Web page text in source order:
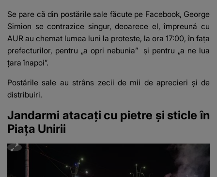
Se pare că din postările sale făcute pe Facebook, George
Simion se contrazice singur, deoarece el, împreună cu
AUR au chemat lumea luni la proteste, la ora 17:00, în fața
prefecturilor, pentru „a opri nebunia” și pentru „a ne lua
țara înapoi”.
Postările sale au strâns zecii de mii de aprecieri și de
distribuiri.
Jandarmi atacați cu pietre și sticle în
Piața Unirii